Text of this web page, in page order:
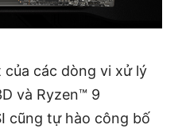
của các dòng vi xử lý
và Ryzen™ 9
cũng tự hào công bố